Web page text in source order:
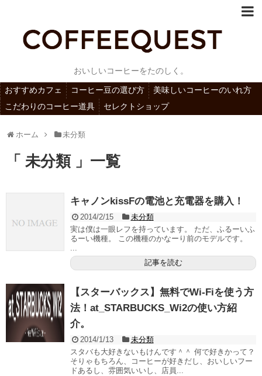
おいしいコーヒーをたのしく。
おすすめカフェ コーヒー豆の選び方
美味しいコーヒーのいれ方
こだわりのコーヒー道具
セレクトショップ
ホーム 未分類
「 未分類 」一覧
キャノンkissFの電池と充電器を購入！
2014/2/15
未分類
実は僕は一眼レフを持っています。 ただ、ふるーいふ
るーい機種。 この機種のかなーり前のモデルです。
...
記事を読む
【スターバックス】無料でWi-Fiを使う方
法！at_STARBUCKS_Wi2の使い方紹
介。
2014/1/13
未分類
スタバも大好きないもけんです＾＾ 何で好きかって？
そりゃもちろん、コーヒーが好きだし、おいしいフー
ドあるし、雰囲気いいし、店員...